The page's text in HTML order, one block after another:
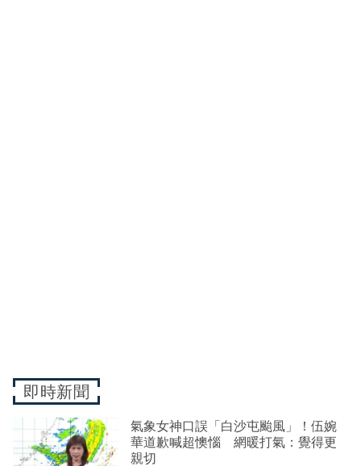
即時新聞
氣象女神口誤「白沙屯颱風」！伍婉
華道歉喊超懊惱 網暖打氣：覺得更
親切